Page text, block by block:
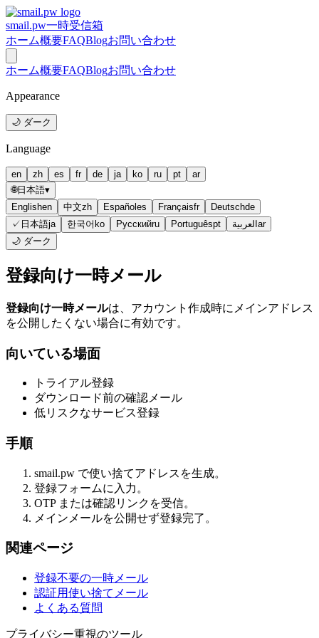
smail.pw一時受信箱
ホーム概要FAQBlogお問い合わせ
ホーム概要FAQBlogお問い合わせ
Appearance
🌙 ダーク
Language
en zh es fr de ja ko ru pt
ar
🌐日本語▾
Englishen 中文zh Español es Françaisfr Deutschde
✓ 日本語ja 한국어 ko Русскийru Portuguêspt العربية ar
🌙 ダーク
登録向け一時メール
登録向け一時メールは、アカウント作成時にメインアドレス
を公開したくない場合に有効です。
向いている場面
トライアル登録
ダウンロード前の確認メール
低リスクなサービス登録
手順
smail.pw で使い捨てアドレスを生成。
登録フォームに入力。
OTP または確認リンクを受信。
メインメールを公開せず登録完了。
関連ページ
登録不要の一時メール
認証用使い捨てメール
よくある質問
プライバシー重視のツール